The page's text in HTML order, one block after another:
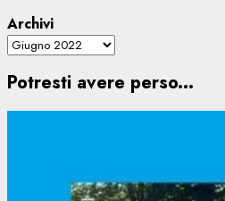
Archivi
Potresti avere perso...